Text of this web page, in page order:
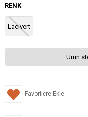
RENK
Lacivert
Ürün
Favorilere Ekle